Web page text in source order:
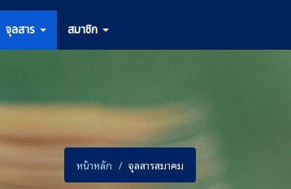
จุลสาร สมาชิก
หน้าหลัก จุลสารสมาคม